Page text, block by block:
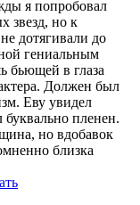
я попробовал
звезд, но к
дотягивали до
гениальным
бьющей в глаза
Должен был
Еву увидел
пленен.
но вдобавок
близка